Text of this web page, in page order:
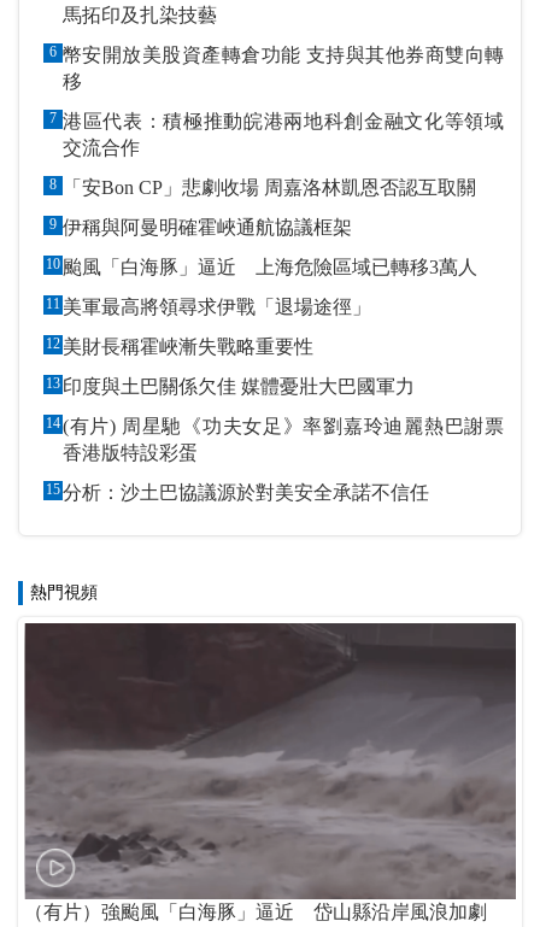
馬拓印及扎染技藝
6 幣安開放美股資產轉倉功能 支持與其他券商雙向轉
移
7 港區代表：積極推動皖港兩地科創金融文化等領域
交流合作
8 「安Bon CP」悲劇收場 周嘉洛林凱恩否認互取關
9 伊稱與阿曼明確霍峽通航協議框架
10 颱風「白海豚」逼近 上海危險區域已轉移3萬人
11 美軍最高將領尋求伊戰「退場途徑」
12 美財長稱霍峽漸失戰略重要性
13 印度與土巴關係欠佳 媒體憂壯大巴國軍力
14(有片) 周星馳《功夫女足》率劉嘉玲迪麗熱巴謝票
香港版特設彩蛋
15分析：沙土巴協議源於對美安全承諾不信任
熱門視頻
（有片）強颱風「白海豚」逼近 岱山縣沿岸風浪加劇